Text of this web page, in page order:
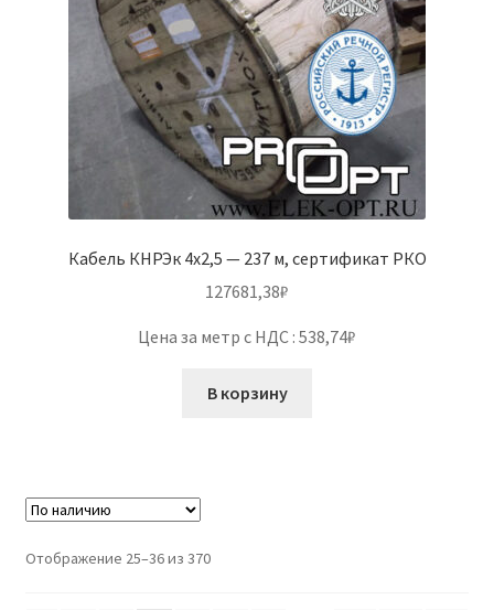
Кабель КНРЭк 4х2,5 — 237 м, сертификат РКО
127681,38₽
Цена за метр с НДС : 538,74₽
В корзину
Отображение 25–36 из 370